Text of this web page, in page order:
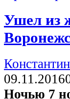
Ушел из
09.11.2016
Ночью 7